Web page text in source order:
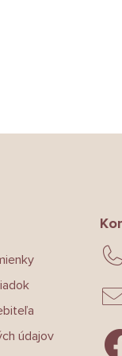
údajov